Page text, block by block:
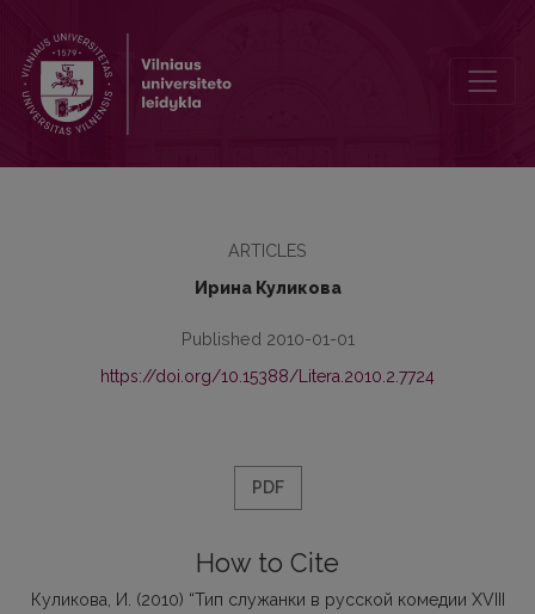
ARTICLES
Ирина Куликова
Published 2010-01-01
https://doi.org/10.15388/Litera.2010.2.7724
PDF
How to Cite
Куликова, И. (2010) “Тип служанки в русской комедии XVIII